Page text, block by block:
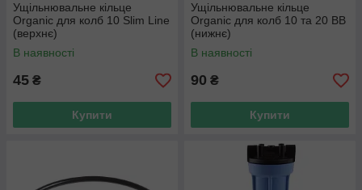
Ущільнювальне кільце
Organic для колб 10 Slim Line
(верхнє)
В наявності
45 ₴
Купити
Ущільнювальне кільце
Organic для колб 10 та 20 ВВ
(нижнє)
В наявності
90 ₴
Купити